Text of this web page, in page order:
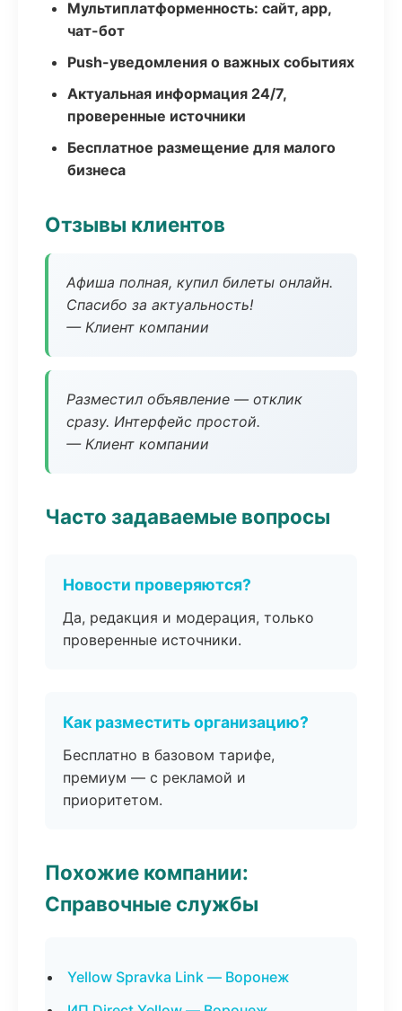
Мультиплатформенность: сайт, app,
чат-бот
Push-уведомления о важных событиях
Актуальная информация 24/7,
проверенные источники
Бесплатное размещение для малого
бизнеса
Отзывы клиентов
Афиша полная, купил билеты онлайн.
Спасибо за актуальность!
— Клиент компании
Разместил объявление — отклик
сразу. Интерфейс простой.
— Клиент компании
Часто задаваемые вопросы
Новости проверяются?
Да, редакция и модерация, только
проверенные источники.
Как разместить организацию?
Бесплатно в базовом тарифе,
премиум — с рекламой и
приоритетом.
Похожие компании:
Справочные службы
Yellow Spravka Link — Воронеж